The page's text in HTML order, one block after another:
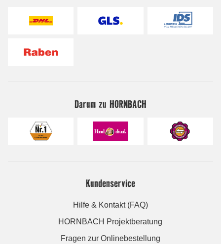
Darum zu HORNBACH
Kundenservice
Hilfe & Kontakt (FAQ)
HORNBACH Projektberatung
Fragen zur Onlinebestellung